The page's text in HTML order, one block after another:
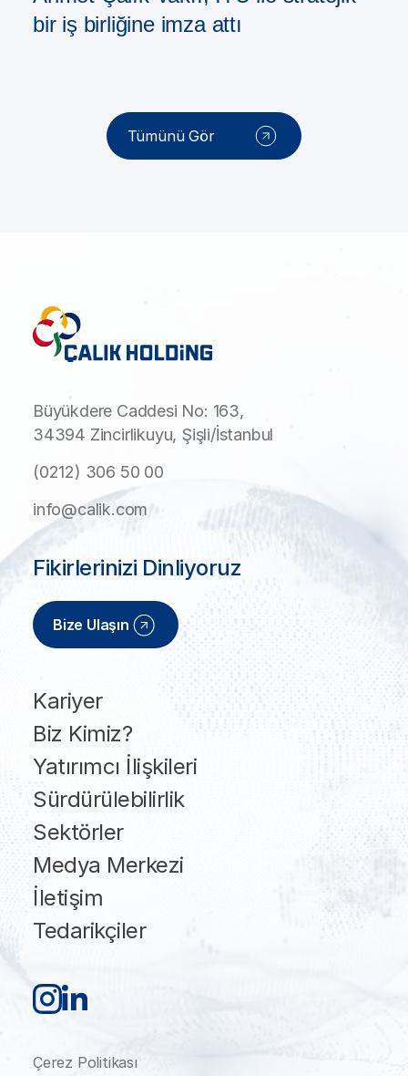
bir iş birliğine imza attı
Tümünü Gör
Büyükdere Caddesi No: 163,
34394 Zincirlikuyu, Şişli/İstanbul
(0212) 306 50 00
info@calik.com
Kariyer
Biz Kimiz?
Yatırımcı İlişkileri
Sürdürülebilirlik
Sektörler
Medya Merkezi
İletişim
Tedarikçiler
Fikirlerinizi Dinliyoruz
Bize Ulaşın
Çerez Politikası